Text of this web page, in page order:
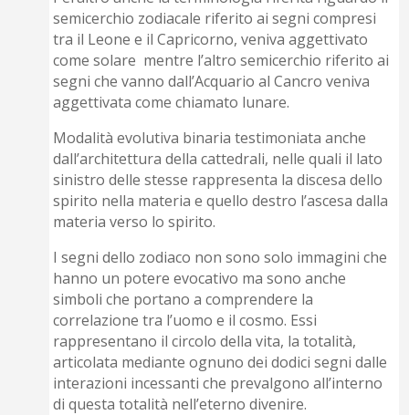
semicerchio zodiacale riferito ai segni compresi
tra il Leone e il Capricorno, veniva aggettivato
come solare mentre l’altro semicerchio riferito ai
segni che vanno dall’Acquario al Cancro veniva
aggettivata come chiamato lunare.
Modalità evolutiva binaria testimoniata anche
dall’architettura della cattedrali, nelle quali il lato
sinistro delle stesse rappresenta la discesa dello
spirito nella materia e quello destro l’ascesa dalla
materia verso lo spirito.
I segni dello zodiaco non sono solo immagini che
hanno un potere evocativo ma sono anche
simboli che portano a comprendere la
correlazione tra l’uomo e il cosmo. Essi
rappresentano il circolo della vita, la totalità,
articolata mediante ognuno dei dodici segni dalle
interazioni incessanti che prevalgono all’interno
di questa totalità nell’eterno divenire.